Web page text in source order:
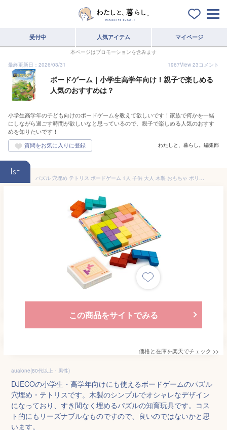
受付中 人気アイテム マイページ
本ページはプロモーションを含みます
最終更新日：2026/03/31
1967View 23コメント
ボードゲーム｜小学生高学年向け！親子で楽しめる
人気のおすすめは？
小学生高学年の子ども向けのボードゲームを教えて欲しいです！家族で何かを一緒
にしながら過ごす時間が欲しいなと思っているので、親子で楽しめる人気のおすす
めを知りたいです！
わたしと、暮らし。編集部
1st
パズル 穴埋め テトリス ボードゲーム 1人 子供 大人 木製 おもちゃ ポリッシモ フランス DJECO ジェコ 7歳 8歳 9歳 男の子 女の子 知育玩具 誕生日 プレゼント おもちゃ 木のおもちゃ 小学生 低学年 高学年 高齢者 ボケ防止
この商品をサイトでみる
価格と在庫を楽天でチェック >>
aualone(80代以上・男性)
DJECOの小学生・高学年向けにも使えるボードゲームのパズル
穴埋め・テトリスです。木製のシンプルでオシャレなデザイン
になっており、すき間なく埋めるパズルの知育玩具です。コス
ト的にもリーズナブルなものですので、良いのではないかと思
います。